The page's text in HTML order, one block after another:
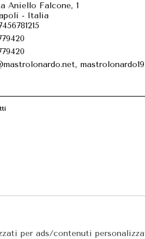
Aniello Falcone, 1
- Italia
per ads/contenuti